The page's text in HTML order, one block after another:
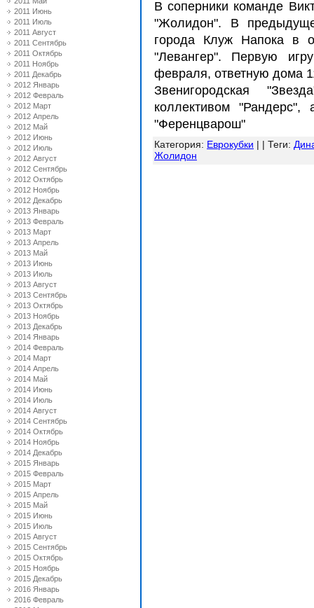
2011 Июнь
2011 Июль
2011 Август
2011 Сентябрь
2011 Октябрь
2011 Ноябрь
2011 Декабрь
2012 Январь
2012 Февраль
2012 Март
2012 Апрель
2012 Май
2012 Июнь
2012 Июль
2012 Август
2012 Сентябрь
2012 Октябрь
2012 Ноябрь
2012 Декабрь
2013 Январь
2013 Февраль
2013 Март
2013 Апрель
2013 Май
2013 Июнь
2013 Июль
2013 Август
2013 Сентябрь
2013 Октябрь
2013 Ноябрь
2013 Декабрь
2014 Январь
2014 Февраль
2014 Март
2014 Апрель
2014 Май
2014 Июнь
2014 Июль
2014 Август
2014 Сентябрь
2014 Октябрь
2014 Ноябрь
2014 Декабрь
2015 Январь
2015 Февраль
2015 Март
2015 Апрель
2015 Май
2015 Июнь
2015 Июль
2015 Август
2015 Сентябрь
2015 Октябрь
2015 Ноябрь
2015 Декабрь
2016 Январь
2016 Февраль
В соперники команде
"Жолидон". В
города Клуж Напока в
"Левангер". Первую
февраля, ответную дома
Звенигородская
коллективом "Рандерс",
"Ференцварош"
Категория: Еврокубки | | Теги:
Жолидон